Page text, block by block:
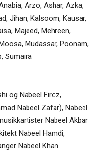
, Arzo, Ashar, Azka,
, Jihan, Kalsoom, Kausar,
, Majeed, Mehreen,
, Mudassar, Poonam,
, Sumaira
og Nabeel Firoz,
Nabeel Zafar), Nabeel
Nabeel Akbar
Nabeel Hamdi,
Nabeel Khan